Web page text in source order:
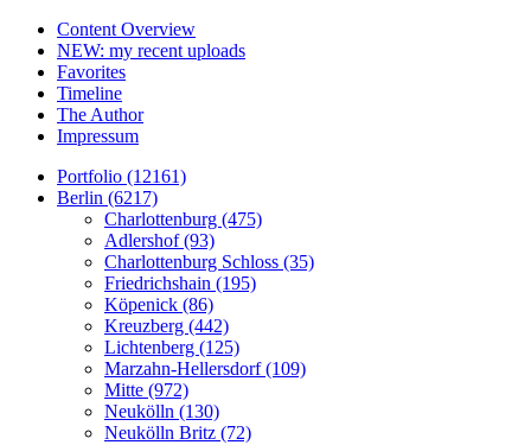
Content Overview
NEW: my recent uploads
Favorites
Timeline
The Author
Impressum
Portfolio (12161)
Berlin (6217)
Charlottenburg (475)
Adlershof (93)
Charlottenburg Schloss (35)
Friedrichshain (195)
Köpenick (86)
Kreuzberg (442)
Lichtenberg (125)
Marzahn-Hellersdorf (109)
Mitte (972)
Neukölln (130)
Neukölln Britz (72)